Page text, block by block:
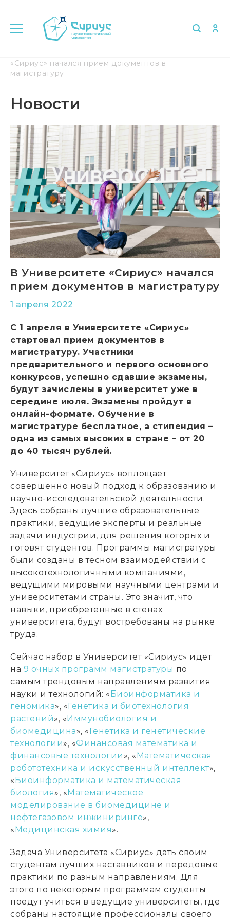
«Сириус» начался прием документов в
магистратуру
Новости
В Университете «Сириус» начался
прием документов в магистратуру
1 апреля 2022
С 1 апреля в Университете «Сириус»
стартовал прием документов в
магистратуру. Участники
предварительного и первого основного
конкурсов, успешно сдавшие экзамены,
будут зачислены в университет уже в
середине июля. Экзамены пройдут в
онлайн-формате. Обучение в
магистратуре бесплатное, а стипендия –
одна из самых высоких в стране – от 20
до 40 тысяч рублей.
Университет «Сириус» воплощает
совершенно новый подход к образованию и
научно-исследовательской деятельности.
Здесь собраны лучшие образовательные
практики, ведущие эксперты и реальные
задачи индустрии, для решения которых и
готовят студентов. Программы магистратуры
были созданы в тесном взаимодействии с
высокотехнологичными компаниями,
ведущими мировыми научными центрами и
университетами страны. Это значит, что
навыки, приобретенные в стенах
университета, будут востребованы на рынке
труда.
Сейчас набор в Университет «Сириус» идет
на 9 очных программ магистратуры по
самым трендовым направлениям развития
науки и технологий: «Биоинформатика и
геномика», «Генетика и биотехнология
растений», «Иммунобиология и
биомедицина», «Генетика и генетические
технологии», «Финансовая математика и
финансовые технологии », «Математическая
робототехника и искусственный интеллект»,
«Биоинформатика и математическая
биология», «Математическое
моделирование в биомедицине и
нефтегазовом инжиниринге»,
«Медицинская химия».
Задача Университета «Сириус» дать своим
студентам лучших наставников и передовые
практики по разным направлениям. Для
этого по некоторым программам студенты
поедут учиться в ведущие университеты, где
собраны настоящие профессионалы своего